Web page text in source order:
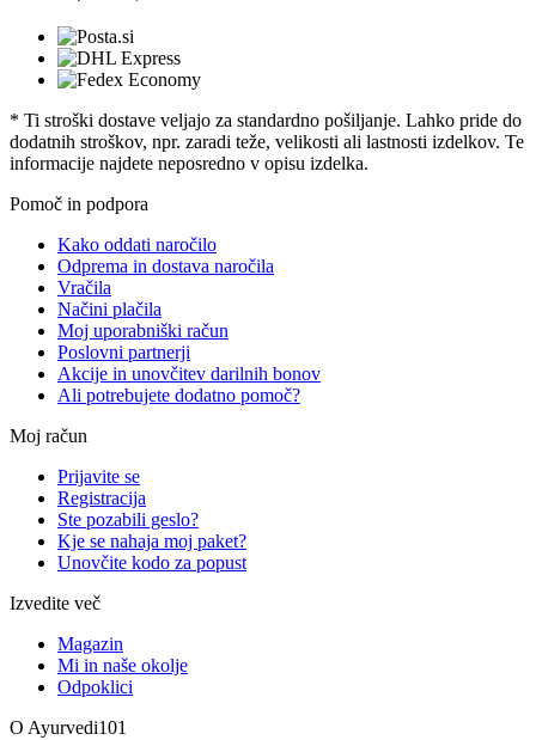
* Ti stroški dostave veljajo za standardno pošiljanje. Lahko pride do
dodatnih stroškov, npr. zaradi teže, velikosti ali lastnosti izdelkov. Te
informacije najdete neposredno v opisu izdelka.
Pomoč in podpora
Kako oddati naročilo
Odprema in dostava naročila
Vračila
Načini plačila
Moj uporabniški račun
Poslovni partnerji
Akcije in unovčitev darilnih bonov
Ali potrebujete dodatno pomoč?
Moj račun
Prijavite se
Registracija
Ste pozabili geslo?
Kje se nahaja moj paket?
Unovčite kodo za popust
Izvedite več
Magazin
Mi in naše okolje
Odpoklici
O Ayurvedi101